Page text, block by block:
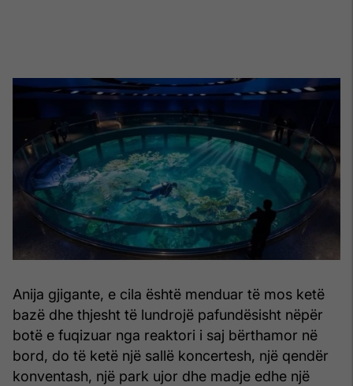
Anija gjigante, e cila është menduar të mos ketë
bazë dhe thjesht të lundrojë pafundësisht nëpër
botë e fuqizuar nga reaktori i saj bërthamor në
bord, do të ketë një sallë koncertesh, një qendër
konventash, një park ujor dhe madje edhe një